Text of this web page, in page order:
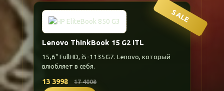
SALE
Lenovo ThinkBook 15 G2 ITL
15,6" FullHD, i5-1135G7. Lenovo, который
влюбляет в себя.
13 399₴ 17 400₴